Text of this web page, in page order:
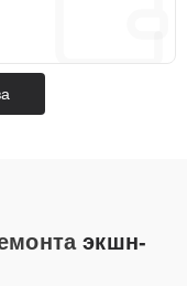
экшн-